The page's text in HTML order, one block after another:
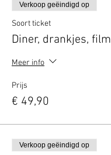
Verkoop geëindigd op
Soort ticket
Diner, drankjes, film
Meer info
Prijs
€ 49,90
Verkoop geëindigd op